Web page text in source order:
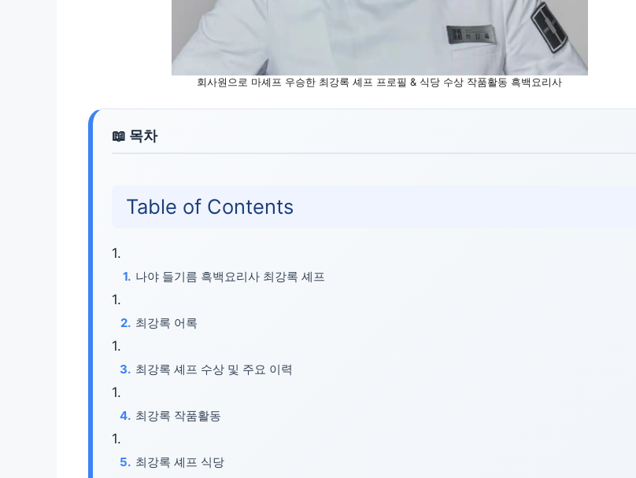
회사원으로 마셰프 우승한 최강록 셰프 프로필 & 식당 수상 작품활동 흑백요리사
Table of Contents
나야 들기름 흑백요리사 최강록 셰프
최강록 어록
최강록 셰프 수상 및 주요 이력
최강록 작품활동
최강록 셰프 식당